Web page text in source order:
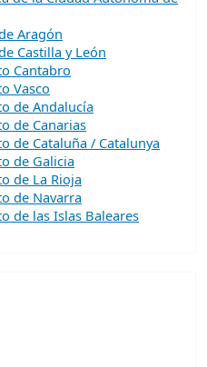
Aragón
Castilla y León
Cantabro
Vasco
de Andalucía
de Canarias
de Cataluña / Catalunya
de Galicia
de La Rioja
de Navarra
de las Islas Baleares